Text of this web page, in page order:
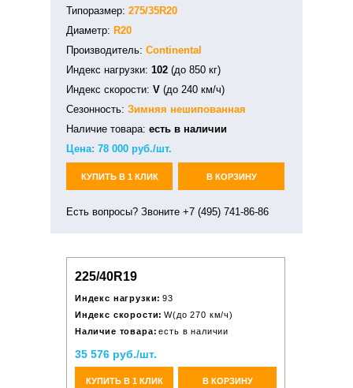
Типоразмер: 275/35R20
Диаметр: R20
Производитель: Continental
Индекс нагрузки: 102 (до 850 кг)
Индекс скорости: V (до 240 км/ч)
Сезонность: Зимняя нешипованная
Наличие товара: есть в наличии
Цена: 78 000 руб./шт.
КУПИТЬ В 1 КЛИК В КОРЗИНУ
Есть вопросы? Звоните +7 (495) 741-86-86
225/40R19
Индекс нагрузки: 93
Индекс скорости: W(до 270 км/ч)
Наличие товара: есть в наличии
35 576 руб./шт.
КУПИТЬ В 1 КЛИК В КОРЗИНУ